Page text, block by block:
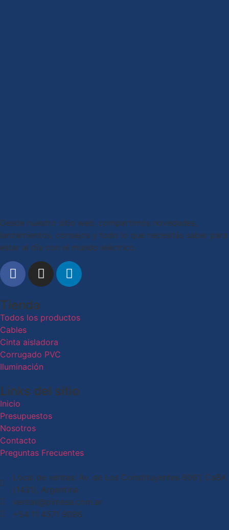
Desde nuestro sitio web, compartimos novedades,
lanzamientos, consejos y todo lo que necesitás saber para
estar al día con el mundo eléctrico.
Tienda
Todos los productos
Cables
Cinta aisladora
Corrugado PVC
Iluminación
Links del sitio
Inicio
Presupuestos
Nosotros
Contacto
Preguntas Frecuentes
Local de ventas: Av. de Los Constituyentes 6061, CaBA
(1431), Argentina
ventas@pimesa.com.ar
+54 11 4571 9096